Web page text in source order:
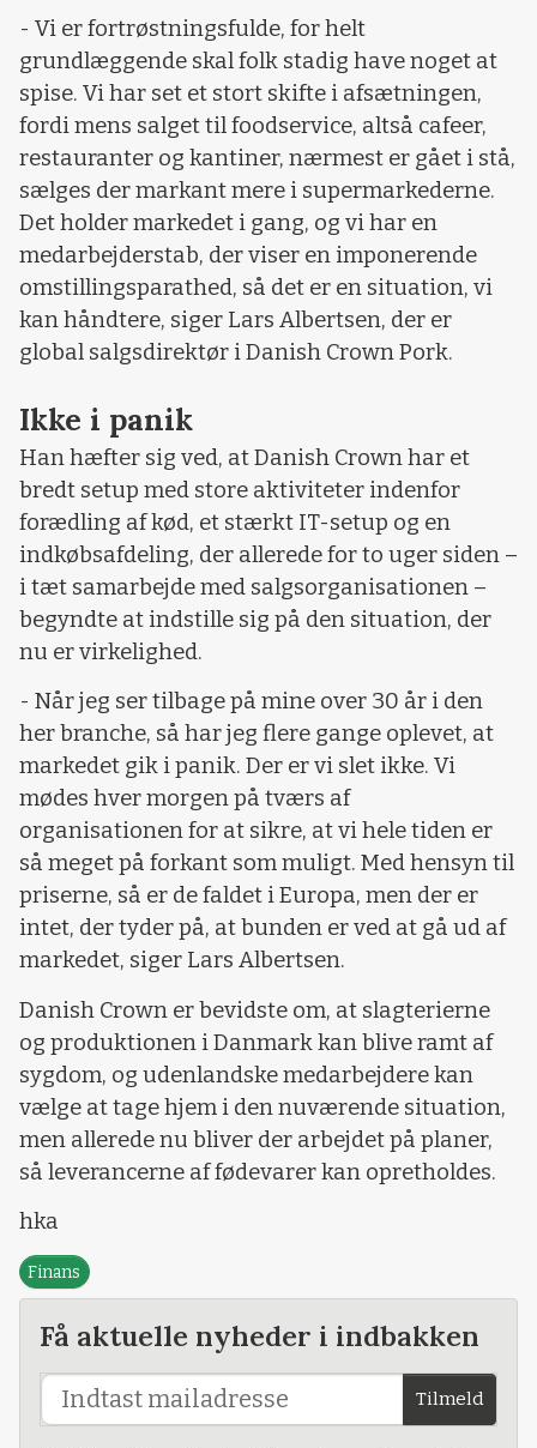
- Vi er fortrøstningsfulde, for helt
grundlæggende skal folk stadig have noget at
spise. Vi har set et stort skifte i afsætningen,
fordi mens salget til foodservice, altså cafeer,
restauranter og kantiner, nærmest er gået i stå,
sælges der markant mere i supermarkederne.
Det holder markedet i gang, og vi har en
medarbejderstab, der viser en imponerende
omstillingsparathed, så det er en situation, vi
kan håndtere, siger Lars Albertsen, der er
global salgsdirektør i Danish Crown Pork.
Ikke i panik
Han hæfter sig ved, at Danish Crown har et
bredt setup med store aktiviteter indenfor
forædling af kød, et stærkt IT-setup og en
indkøbsafdeling, der allerede for to uger siden –
i tæt samarbejde med salgsorganisationen –
begyndte at indstille sig på den situation, der
nu er virkelighed.
- Når jeg ser tilbage på mine over 30 år i den
her branche, så har jeg flere gange oplevet, at
markedet gik i panik. Der er vi slet ikke. Vi
mødes hver morgen på tværs af
organisationen for at sikre, at vi hele tiden er
så meget på forkant som muligt. Med hensyn til
priserne, så er de faldet i Europa, men der er
intet, der tyder på, at bunden er ved at gå ud af
markedet, siger Lars Albertsen.
Danish Crown er bevidste om, at slagterierne
og produktionen i Danmark kan blive ramt af
sygdom, og udenlandske medarbejdere kan
vælge at tage hjem i den nuværende situation,
men allerede nu bliver der arbejdet på planer,
så leverancerne af fødevarer kan opretholdes.
hka
Finans
Få aktuelle nyheder i indbakken
Tilmeld